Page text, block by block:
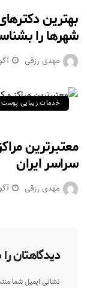
بهترین
شهرها را
مهدی رزقی
خدمات زیبایی پوست
معتبرترین
سراسر ایران
مهدی رزقی
دیدگاهتان
نشانی ایمیل شما